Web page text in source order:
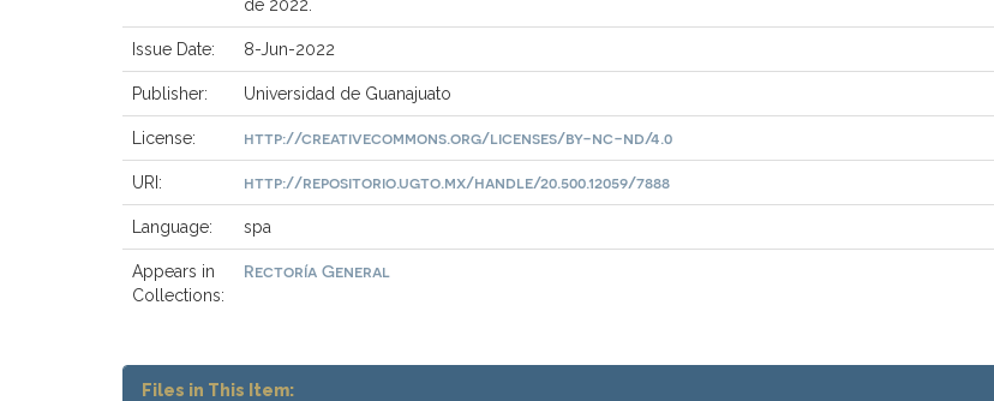
de 2022.
Issue Date: 8-Jun-2022
Publisher: Universidad de Guanajuato
License: http://creativecommons.org/licenses/by-nc-nd/4.0
URI: http://repositorio.ugto.mx/handle/20.500.12059/7888
Language: spa
Appears in
Collections:
Rectoría General
Files in This Item: